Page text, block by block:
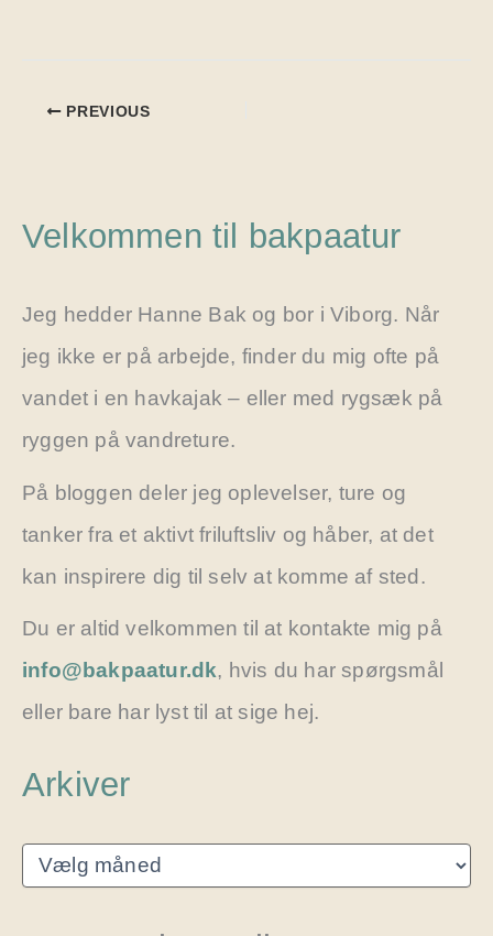
PREVIOUS
Velkommen til bakpaatur
Jeg hedder Hanne Bak og bor i Viborg. Når
jeg ikke er på arbejde, finder du mig ofte på
vandet i en havkajak – eller med rygsæk på
ryggen på vandreture.
På bloggen deler jeg oplevelser, ture og
tanker fra et aktivt friluftsliv og håber, at det
kan inspirere dig til selv at komme af sted.
Du er altid velkommen til at kontakte mig på
info@bakpaatur.dk, hvis du har spørgsmål
eller bare har lyst til at sige hej.
Arkiver
A